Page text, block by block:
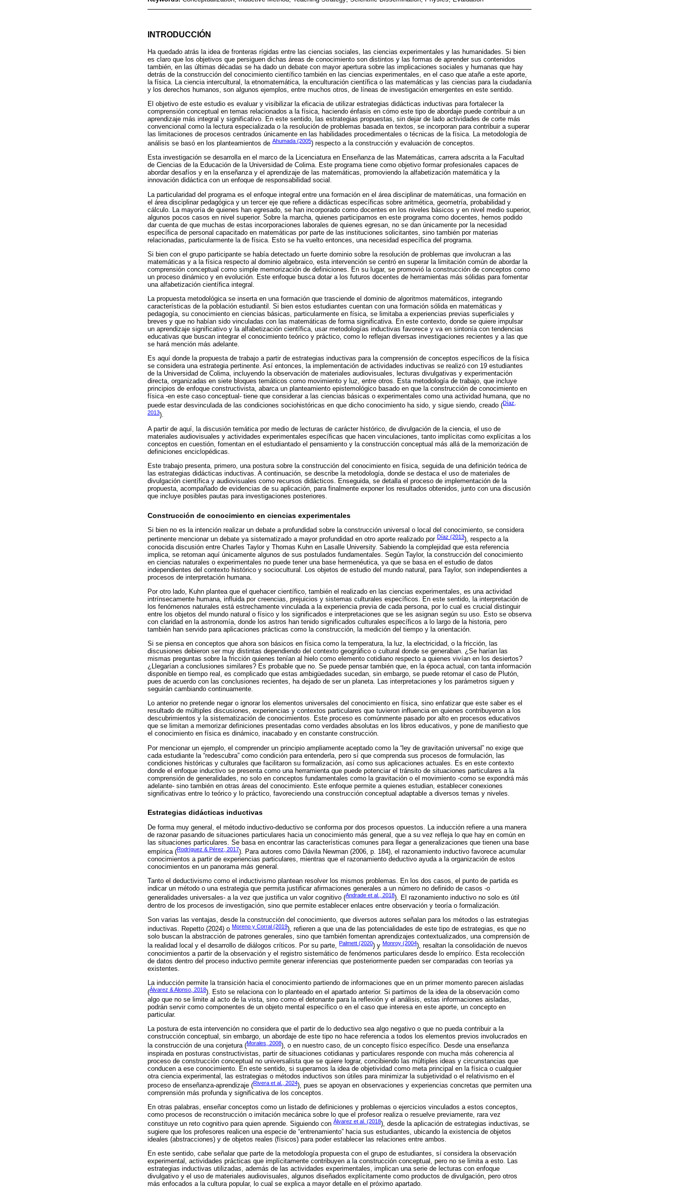
INTRODUCCIÓN
Ha quedado atrás la idea de fronteras rígidas entre las ciencias sociales, las ciencias experimentales y las humanidades. Si bien
es claro que los objetivos que persiguen dichas áreas de conocimiento son distintos y las formas de aprender sus contenidos
también, en las últimas décadas se ha dado un debate con mayor apertura sobre las implicaciones sociales y humanas que hay
detrás de la construcción del conocimiento científico también en las ciencias experimentales, en el caso que atañe a este aporte,
la física. La ciencia intercultural, la etnomatemática, la enculturación científica o las matemáticas y las ciencias para la ciudadanía
y los derechos humanos, son algunos ejemplos, entre muchos otros, de líneas de investigación emergentes en este sentido.
El objetivo de este estudio es evaluar y visibilizar la eficacia de utilizar estrategias didácticas inductivas para fortalecer la
comprensión conceptual en temas relacionados a la física, haciendo énfasis en cómo este tipo de abordaje puede contribuir a un
aprendizaje más integral y significativo. En este sentido, las estrategias propuestas, sin dejar de lado actividades de corte más
convencional como la lectura especializada o la resolución de problemas basada en textos, se incorporan para contribuir a superar
las limitaciones de procesos centrados únicamente en las habilidades procedimentales o técnicas de la física. La metodología de
análisis se basó en los planteamientos de Ahumada (2005) respecto a la construcción y evaluación de conceptos.
Esta investigación se desarrolla en el marco de la Licenciatura en Enseñanza de las Matemáticas, carrera adscrita a la Facultad
de Ciencias de la Educación de la Universidad de Colima. Este programa tiene como objetivo formar profesionales capaces de
abordar desafíos y en la enseñanza y el aprendizaje de las matemáticas, promoviendo la alfabetización matemática y la
innovación didáctica con un enfoque de responsabilidad social.
La particularidad del programa es el enfoque integral entre una formación en el área disciplinar de matemáticas, una formación en
el área disciplinar pedagógica y un tercer eje que refiere a didácticas específicas sobre aritmética, geometría, probabilidad y
cálculo. La mayoría de quienes han egresado, se han incorporado como docentes en los niveles básicos y en nivel medio superior,
algunos pocos casos en nivel superior. Sobre la marcha, quienes participamos en este programa como docentes, hemos podido
dar cuenta de que muchas de estas incorporaciones laborales de quienes egresan, no se dan únicamente por la necesidad
específica de personal capacitado en matemáticas por parte de las instituciones solicitantes, sino también por materias
relacionadas, particularmente la de física. Esto se ha vuelto entonces, una necesidad específica del programa.
Si bien con el grupo participante se había detectado un fuerte dominio sobre la resolución de problemas que involucran a las
matemáticas y a la física respecto al dominio algebraico, esta intervención se centró en superar la limitación común de abordar la
comprensión conceptual como simple memorización de definiciones. En su lugar, se promovió la construcción de conceptos como
un proceso dinámico y en evolución. Este enfoque busca dotar a los futuros docentes de herramientas más sólidas para fomentar
una alfabetización científica integral.
La propuesta metodológica se inserta en una formación que trasciende el dominio de algoritmos matemáticos, integrando
características de la población estudiantil. Si bien estos estudiantes cuentan con una formación sólida en matemáticas y
pedagogía, su conocimiento en ciencias básicas, particularmente en física, se limitaba a experiencias previas superficiales y
breves y que no habían sido vinculadas con las matemáticas de forma significativa. En este contexto, donde se quiere impulsar
un aprendizaje significativo y la alfabetización científica, usar metodologías inductivas favorece y va en sintonía con tendencias
educativas que buscan integrar el conocimiento teórico y práctico, como lo reflejan diversas investigaciones recientes y a las que
se hará mención más adelante.
Es aquí donde la propuesta de trabajo a partir de estrategias inductivas para la comprensión de conceptos específicos de la física
se considera una estrategia pertinente. Así entonces, la implementación de actividades inductivas se realizó con 19 estudiantes
de la Universidad de Colima, incluyendo la observación de materiales audiovisuales, lecturas divulgativas y experimentación
directa, organizadas en siete bloques temáticos como movimiento y luz, entre otros. Esta metodología de trabajo, que incluye
principios de enfoque constructivista, abarca un planteamiento epistemológico basado en que la construcción de conocimiento en
física -en este caso conceptual- tiene que considerar a las ciencias básicas o experimentales como una actividad humana, que no
puede estar desvinculada de las condiciones sociohistóricas en que dicho conocimiento ha sido, y sigue siendo, creado (Díaz,
2013).
A partir de aquí, la discusión temática por medio de lecturas de carácter histórico, de divulgación de la ciencia, el uso de
materiales audiovisuales y actividades experimentales específicas que hacen vinculaciones, tanto implícitas como explícitas a los
conceptos en cuestión, fomentan en el estudiantado el pensamiento y la construcción conceptual más allá de la memorización de
definiciones enciclopédicas.
Este trabajo presenta, primero, una postura sobre la construcción del conocimiento en física, seguida de una definición teórica de
las estrategias didácticas inductivas. A continuación, se describe la metodología, donde se destaca el uso de materiales de
divulgación científica y audiovisuales como recursos didácticos. Enseguida, se detalla el proceso de implementación de la
propuesta, acompañado de evidencias de su aplicación, para finalmente exponer los resultados obtenidos, junto con una discusión
que incluye posibles pautas para investigaciones posteriores.
Construcción de conocimiento en ciencias experimentales
Si bien no es la intención realizar un debate a profundidad sobre la construcción universal o local del conocimiento, se considera
pertinente mencionar un debate ya sistematizado a mayor profundidad en otro aporte realizado por Díaz (2013), respecto a la
conocida discusión entre Charles Taylor y Thomas Kuhn en Lasalle University. Sabiendo la complejidad que esta referencia
implica, se retoman aquí únicamente algunos de sus postulados fundamentales. Según Taylor, la construcción del conocimiento
en ciencias naturales o experimentales no puede tener una base hermenéutica, ya que se basa en el estudio de datos
independientes del contexto histórico y sociocultural. Los objetos de estudio del mundo natural, para Taylor, son independientes a
procesos de interpretación humana.
Por otro lado, Kuhn plantea que el quehacer científico, también el realizado en las ciencias experimentales, es una actividad
intrínsecamente humana, influida por creencias, prejuicios y sistemas culturales específicos. En este sentido, la interpretación de
los fenómenos naturales está estrechamente vinculada a la experiencia previa de cada persona, por lo cual es crucial distinguir
entre los objetos del mundo natural o físico y los significados e interpretaciones que se les asignan según su uso. Esto se observa
con claridad en la astronomía, donde los astros han tenido significados culturales específicos a lo largo de la historia, pero
también han servido para aplicaciones prácticas como la construcción, la medición del tiempo y la orientación.
Si se piensa en conceptos que ahora son básicos en física como la temperatura, la luz, la electricidad, o la fricción, las
discusiones debieron ser muy distintas dependiendo del contexto geográfico o cultural donde se generaban. ¿Se harían las
mismas preguntas sobre la fricción quienes tenían al hielo como elemento cotidiano respecto a quienes vivían en los desiertos?
¿Llegarían a conclusiones similares? Es probable que no. Se puede pensar también que, en la época actual, con tanta información
disponible en tiempo real, es complicado que estas ambigüedades sucedan, sin embargo, se puede retomar el caso de Plutón,
pues de acuerdo con las conclusiones recientes, ha dejado de ser un planeta. Las interpretaciones y los parámetros siguen y
seguirán cambiando continuamente.
Lo anterior no pretende negar o ignorar los elementos universales del conocimiento en física, sino enfatizar que este saber es el
resultado de múltiples discusiones, experiencias y contextos particulares que tuvieron influencia en quienes contribuyeron a los
descubrimientos y la sistematización de conocimientos. Este proceso es comúnmente pasado por alto en procesos educativos
que se limitan a memorizar definiciones presentadas como verdades absolutas en los libros educativos, y pone de manifiesto que
el conocimiento en física es dinámico, inacabado y en constante construcción.
Por mencionar un ejemplo, el comprender un principio ampliamente aceptado como la “ley de gravitación universal” no exige que
cada estudiante la “redescubra” como condición para entenderla, pero sí que comprenda sus procesos de formulación, las
condiciones históricas y culturales que facilitaron su formalización, así como sus aplicaciones actuales. Es en este contexto
donde el enfoque inductivo se presenta como una herramienta que puede potenciar el tránsito de situaciones particulares a la
comprensión de generalidades, no solo en conceptos fundamentales como la gravitación o el movimiento -como se expondrá más
adelante- sino también en otras áreas del conocimiento. Este enfoque permite a quienes estudian, establecer conexiones
significativas entre lo teórico y lo práctico, favoreciendo una construcción conceptual adaptable a diversos temas y niveles.
Estrategias didácticas inductivas
De forma muy general, el método inductivo-deductivo se conforma por dos procesos opuestos. La inducción refiere a una manera
de razonar pasando de situaciones particulares hacia un conocimiento más general, que a su vez refleja lo que hay en común en
las situaciones particulares. Se basa en encontrar las características comunes para llegar a generalizaciones que tienen una base
empírica (Rodríguez & Pérez, 2017). Para autores como Dávila Newman (2006, p. 184), el razonamiento inductivo favorece acumular
conocimientos a partir de experiencias particulares, mientras que el razonamiento deductivo ayuda a la organización de estos
conocimientos en un panorama más general.
Tanto el deductivismo como el inductivismo plantean resolver los mismos problemas. En los dos casos, el punto de partida es
indicar un método o una estrategia que permita justificar afirmaciones generales a un número no definido de casos -o
generalidades universales- a la vez que justifica un valor cognitivo (Andrade et al., 2018). El razonamiento inductivo no solo es útil
dentro de los procesos de investigación, sino que permite establecer enlaces entre observación y teoría o formalización.
Son varias las ventajas, desde la construcción del conocimiento, que diversos autores señalan para los métodos o las estrategias
inductivas. Repetto (2024) o Moreno y Corral (2019), refieren a que una de las potencialidades de este tipo de estrategias, es que no
solo buscan la abstracción de patrones generales, sino que también fomentan aprendizajes contextualizados, una comprensión de
la realidad local y el desarrollo de diálogos críticos. Por su parte, Palmett (2020) y Monroy (2004), resaltan la consolidación de nuevos
conocimientos a partir de la observación y el registro sistemático de fenómenos particulares desde lo empírico. Esta recolección
de datos dentro del proceso inductivo permite generar inferencias que posteriormente pueden ser comparadas con teorías ya
existentes.
La inducción permite la transición hacia el conocimiento partiendo de informaciones que en un primer momento parecen aisladas
(Álvarez & Alonso, 2018). Esto se relaciona con lo planteado en el apartado anterior. Si partimos de la idea de la observación como
algo que no se limite al acto de la vista, sino como el detonante para la reflexión y el análisis, estas informaciones aisladas,
podrán servir como componentes de un objeto mental específico o en el caso que interesa en este aporte, un concepto en
particular.
La postura de esta intervención no considera que el partir de lo deductivo sea algo negativo o que no pueda contribuir a la
construcción conceptual, sin embargo, un abordaje de este tipo no hace referencia a todos los elementos previos involucrados en
la construcción de una conjetura (Morales, 2008), o en nuestro caso, de un concepto físico específico. Desde una enseñanza
inspirada en posturas constructivistas, partir de situaciones cotidianas y particulares responde con mucha más coherencia al
proceso de construcción conceptual no universalista que se quiere lograr, concibiendo las múltiples ideas y circunstancias que
conducen a ese conocimiento. En este sentido, si superamos la idea de objetividad como meta principal en la física o cualquier
otra ciencia experimental, las estrategias o métodos inductivos son útiles para minimizar la subjetividad o el relativismo en el
proceso de enseñanza-aprendizaje (Rivera et al., 2024), pues se apoyan en observaciones y experiencias concretas que permiten una
comprensión más profunda y significativa de los conceptos.
En otras palabras, enseñar conceptos como un listado de definiciones y problemas o ejercicios vinculados a estos conceptos,
como procesos de reconstrucción o imitación mecánica sobre lo que el profesor realiza o resuelve previamente, rara vez
constituye un reto cognitivo para quien aprende. Siguiendo con Álvarez et al. (2018), desde la aplicación de estrategias inductivas, se
sugiere que los profesores realicen una especie de “entrenamiento” hacia sus estudiantes, ubicando la existencia de objetos
ideales (abstracciones) y de objetos reales (físicos) para poder establecer las relaciones entre ambos.
En este sentido, cabe señalar que parte de la metodología propuesta con el grupo de estudiantes, sí considera la observación
experimental, actividades prácticas que implícitamente contribuyen a la construcción conceptual, pero no se limita a esto. Las
estrategias inductivas utilizadas, además de las actividades experimentales, implican una serie de lecturas con enfoque
divulgativo y el uso de materiales audiovisuales, algunos diseñados explícitamente como productos de divulgación, pero otros
más enfocados a la cultura popular, lo cual se explica a mayor detalle en el próximo apartado.